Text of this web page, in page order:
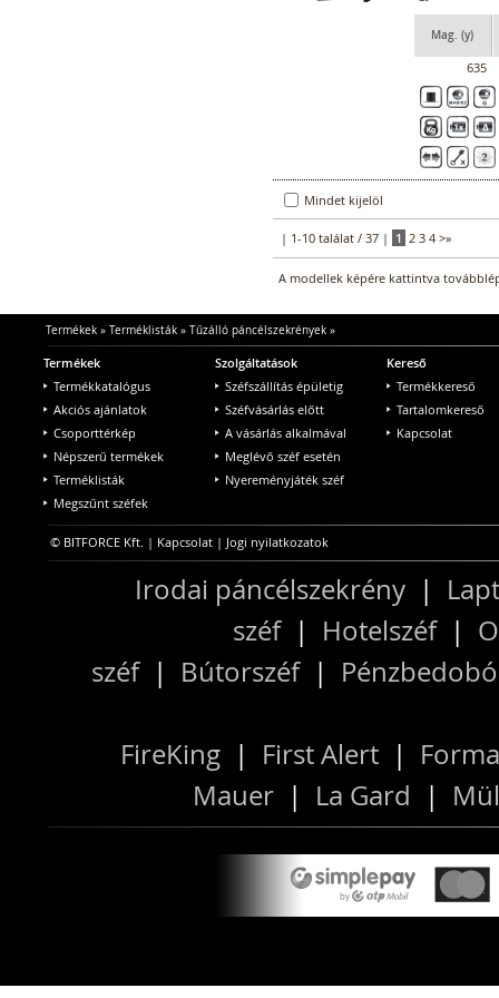
Mag. (y)
635
Mindet kijelöl
| 1-10 találat / 37 | 1 2 3 4 >»
A modellek képére kattintva
Termékek» Terméklisták» Tűzálló páncélszekrények»
Termékek
Termékkatalógus
Akciós ajánlatok
Csoporttérkép
Népszerű termékek
Terméklisták
Megszűnt széfek
Szolgáltatások
Széfszállítás épületig
Széfvásárlás előtt
A vásárlás alkalmával
Meglévő széf esetén
Nyereményjáték széf
Kereső
Termékkereső
Tartalomkereső
Kapcsolat
© BITFORCE Kft. | Kapcsolat | Jogi nyilatkozatok
Irodai páncélszekrény |
széf| Hotelszéf|
széf| Bútorszéf|
FireKing | First Alert |
Mauer | La Gard |